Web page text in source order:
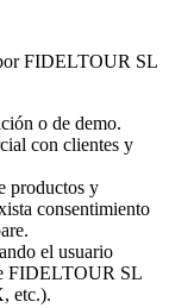
FIDELTOUR SL
o de demo.
con clientes y
productos y
consentimiento
el usuario
FIDELTOUR SL
etc.).